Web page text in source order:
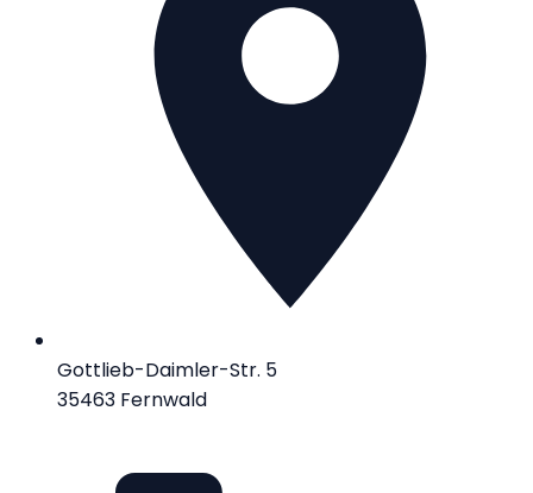
Gottlieb-Daimler-Str. 5
35463 Fernwald